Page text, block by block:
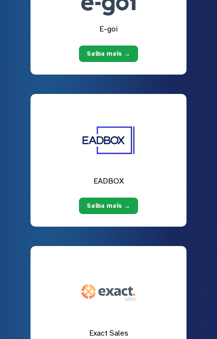
E-goi
Saiba mais →
EADBOX
Saiba mais →
Exact Sales